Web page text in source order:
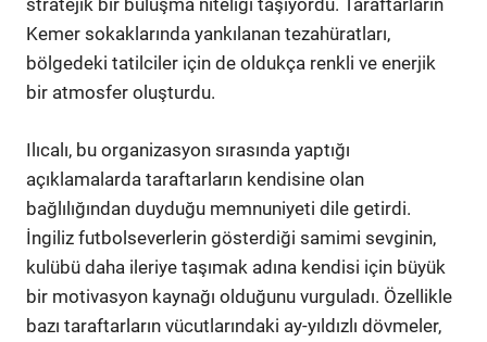
stratejik bir buluşma niteliği taşıyordu. Taraftarların
Kemer sokaklarında yankılanan tezahüratları,
bölgedeki tatilciler için de oldukça renkli ve enerjik
bir atmosfer oluşturdu.
Ilıcalı, bu organizasyon sırasında yaptığı
açıklamalarda taraftarların kendisine olan
bağlılığından duyduğu memnuniyeti dile getirdi.
İngiliz futbolseverlerin gösterdiği samimi sevginin,
kulübü daha ileriye taşımak adına kendisi için büyük
bir motivasyon kaynağı olduğunu vurguladı. Özellikle
bazı taraftarların vücutlarındaki ay-yıldızlı dövmeler,